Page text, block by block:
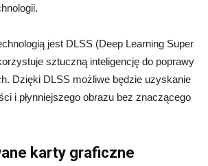
jest DLSS (Deep Learning Super
sztuczną inteligencję do poprawy
Dzięki DLSS możliwe będzie uzyskanie
i płynniejszego obrazu bez znaczącego
karty graficzne